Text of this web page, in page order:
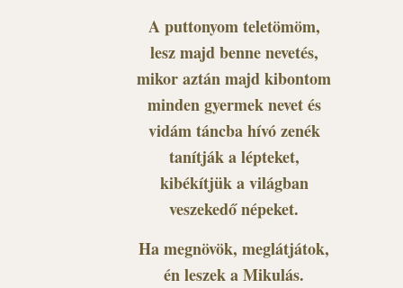
A puttonyom teletömöm,
lesz majd benne nevetés,
mikor aztán majd kibontom
minden gyermek nevet és
vidám táncba hívó zenék
tanítják a lépteket,
kibékítjük a világban
veszekedő népeket.
Ha megnövök, meglátjátok,
én leszek a Mikulás.